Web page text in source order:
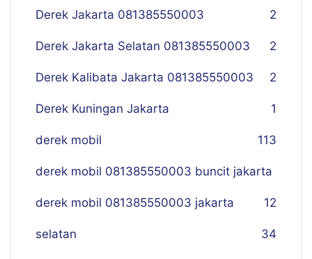
Derek Jakarta 081385550003 2
Derek Jakarta Selatan 081385550003 2
Derek Kalibata Jakarta 081385550003 2
Derek Kuningan Jakarta 1
derek mobil 113
derek mobil 081385550003 buncit jakarta
12
derek mobil 081385550003 jakarta
selatan 34